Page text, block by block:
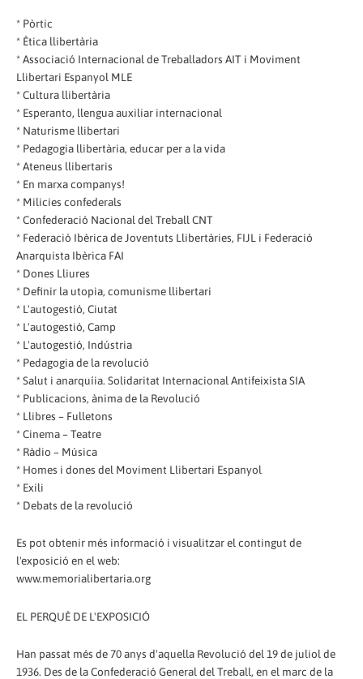
* Pòrtic
* Ètica llibertària
* Associació Internacional de Treballadors AIT i Moviment
Llibertari Espanyol MLE
* Cultura llibertària
* Esperanto, llengua auxiliar internacional
* Naturisme llibertari
* Pedagogia llibertària, educar per a la vida
* Ateneus llibertaris
* En marxa companys!
* Milicies confederals
* Confederació Nacional del Treball CNT
* Federació Ibèrica de Joventuts Llibertàries, FIJL i Federació
Anarquista Ibèrica FAI
* Dones Lliures
* Definir la utopia, comunisme llibertari
* L'autogestió, Ciutat
* L'autogestió, Camp
* L'autogestió, Indústria
* Pedagogia de la revolució
* Salut i anarquíia. Solidaritat Internacional Antifeixista SIA
* Publicacions, ànima de la Revolució
* Llibres – Fulletons
* Cinema – Teatre
* Ràdio – Música
* Homes i dones del Moviment Llibertari Espanyol
* Exili
* Debats de la revolució
Es pot obtenir més informació i visualitzar el contingut de
l'exposició en el web:
www.memorialibertaria.org
EL PERQUÈ DE L'EXPOSICIÓ
Han passat més de 70 anys d'aquella Revolució del 19 de juliol de
1936. Des de la Confederació General del Treball, en el marc de la